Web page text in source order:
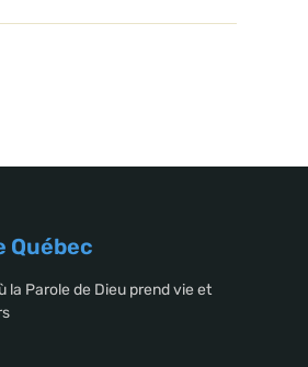
Québec
la Parole de Dieu prend vie et